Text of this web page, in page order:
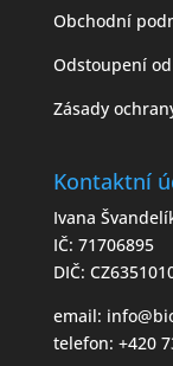
Obchodní
Odstoupení
Zásady
Kontaktní
Ivana
IČ: 71706895
DIČ:
email:
telefon: +420